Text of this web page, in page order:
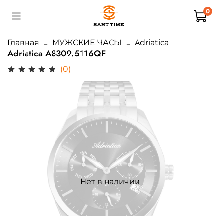
0
Главная МУЖСКИЕ ЧАСЫ Adriatica
Adriatica A8309.5116QF
(0)
Нет в наличии